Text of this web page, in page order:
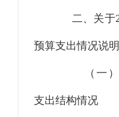
二、关于
预算支出情况说明
（一
支出结构情况